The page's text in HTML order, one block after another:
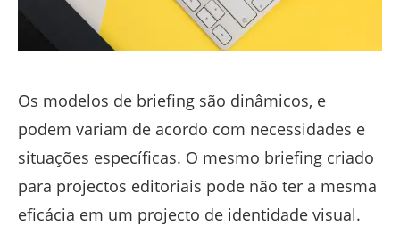
Os modelos de briefing são dinâmicos, e
podem variam de acordo com necessidades e
situações específicas. O mesmo briefing criado
para projectos editoriais pode não ter a mesma
eficácia em um projecto de identidade visual.